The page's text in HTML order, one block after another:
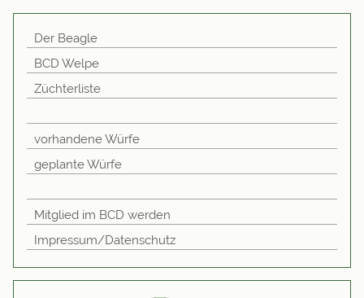
Der Beagle
BCD Welpe
Züchterliste
vorhandene Würfe
geplante Würfe
Mitglied im BCD werden
Impressum/Datenschutz